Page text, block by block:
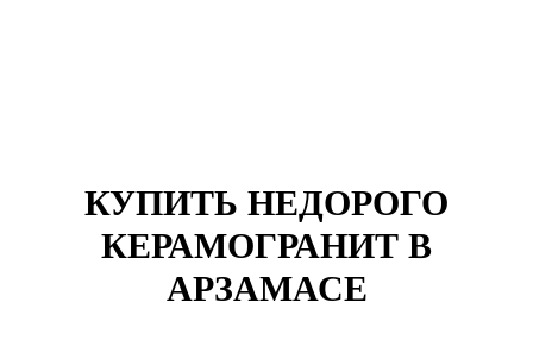
КУПИТЬ НЕДОРОГО
КЕРАМОГРАНИТ В
АРЗАМАСЕ